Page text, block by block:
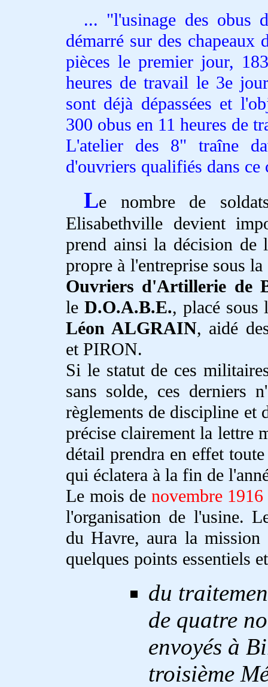
... "l'usinage des obus
démarré sur des chapeaux
pièces le premier jour,
heures de travail le 3e
sont déjà dépassées et
300 obus en 11 heures de
L'atelier des 8" traîne
d'ouvriers qualifiés dans ce
Le nombre de
Elisabethville devient
prend ainsi la décision de
propre à l'entreprise sous
Ouvriers d'Artillerie de
le D.O.A.B.E., placé sous
Léon ALGRAIN, aidé
et PIRON.
Si le statut de ces
sans solde, ces derniers
règlements de discipline et
précise clairement la lettre
détail prendra en effet
qui éclatera à la fin de
Le mois de novembre 1916
l'organisation de l'usine.
du Havre, aura la
quelques points essentiels
du
de quatre
envoyés à
troisième